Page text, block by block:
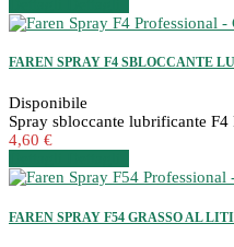
FAREN SPRAY F4 SBLOCCANTE
Disponibile
Spray sbloccante lubrificante F4
4,60 €
FAREN SPRAY F54 GRASSO AL